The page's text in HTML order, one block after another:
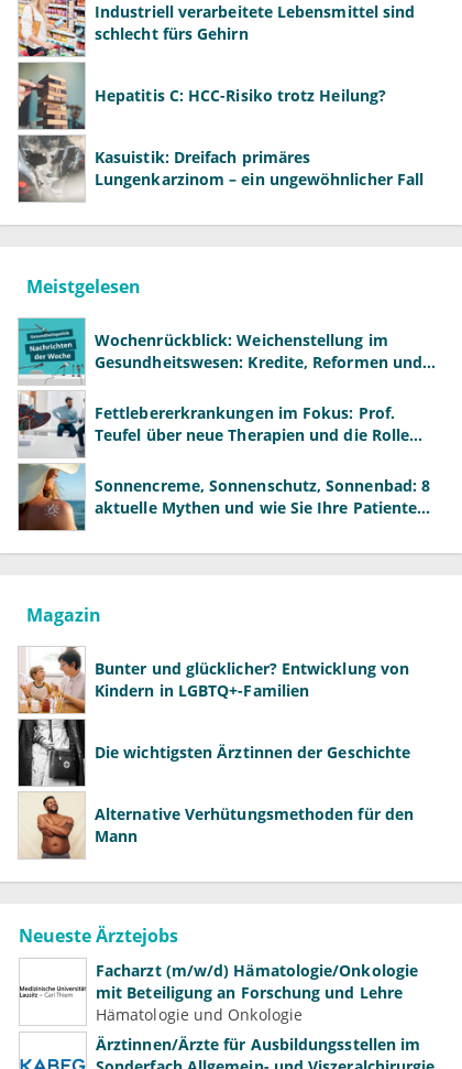
Industriell verarbeitete Lebensmittel sind
schlecht fürs Gehirn
Hepatitis C: HCC-Risiko trotz Heilung?
Kasuistik: Dreifach primäres
Lungenkarzinom – ein ungewöhnlicher Fall
Meistgelesen
Wochenrückblick: Weichenstellung im
Gesundheitswesen: Kredite, Reformen und
Fettlebererkrankungen im Fokus: Prof.
Teufel über neue Therapien und die Rolle
Sonnencreme, Sonnenschutz, Sonnenbad: 8
aktuelle Mythen und wie Sie Ihre Patienten
Magazin
Bunter und glücklicher? Entwicklung von
Kindern in LGBTQ+-Familien
Die wichtigsten Ärztinnen der Geschichte
Alternative Verhütungsmethoden für den
Mann
Neueste Ärztejobs
Facharzt (m/w/d) Hämatologie/Onkologie
mit Beteiligung an Forschung und Lehre
Hämatologie und Onkologie
Ärztinnen/Ärzte für Ausbildungsstellen im